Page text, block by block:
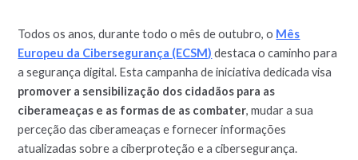
Todos os anos, durante todo o mês de outubro, o Mês
Europeu da Cibersegurança (ECSM) destaca o caminho para
a segurança digital. Esta campanha de iniciativa dedicada visa
promover a sensibilização dos cidadãos para as
ciberameaças e as formas de as combater, mudar a sua
perceção das ciberameaças e fornecer informações
atualizadas sobre a ciberproteção e a cibersegurança.